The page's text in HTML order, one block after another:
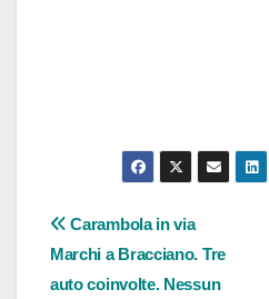
Navigazione
articoli
Carambola in via
Marchi a Bracciano. Tre
auto coinvolte. Nessun